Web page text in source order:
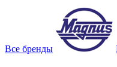
Все бренды